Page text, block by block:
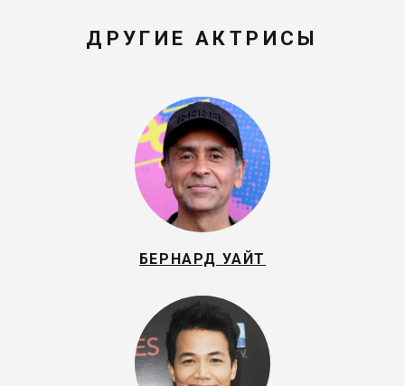
ДРУГИЕ АКТРИСЫ
БЕРНАРД УАЙТ